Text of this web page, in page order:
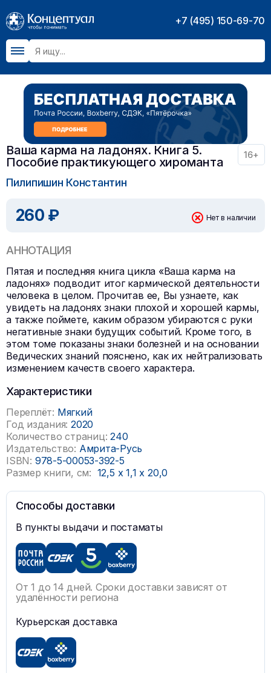
+7 (495) 150-69-70
Ваша карма на ладонях. Книга 5.
Пособие практикующего хироманта
16+
Пилипишин Константин
260 ₽ Нет в наличии
АННОТАЦИЯ
Пятая и последняя книга цикла «Ваша карма на
ладонях» подводит итог кармической деятельности
человека в целом. Прочитав ее, Вы узнаете, как
увидеть на ладонях знаки плохой и хорошей кармы,
а также поймете, каким образом убираются с руки
негативные знаки будущих событий. Кроме того, в
этом томе показаны знаки болезней и на основании
Ведических знаний пояснено, как их нейтрализовать
изменением качеств своего характера.
Характеристики
Переплёт: Мягкий
Год издания: 2020
Количество страниц: 240
Издательство: Амрита-Русь
ISBN: 978-5-00053-392-5
Размер книги, см: 12,5 x 1,1x 20,0
Способы доставки
В пункты выдачи и постаматы
От 1 до 14 дней. Сроки доставки зависят от
удалённости региона
Курьерская доставка